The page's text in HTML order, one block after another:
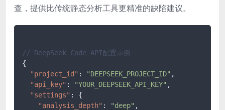
查，提供比传统静态分析工具更精准的缺陷建议。
// DeepSeek Code API配置示例
{
"project_id" : "DEEPSEEK_PROJECT_ID" ,
"api_key" : "YOUR_DEEPSEEK_API_KEY" ,
"settings" :
{
"analysis_depth" : "deep" ,